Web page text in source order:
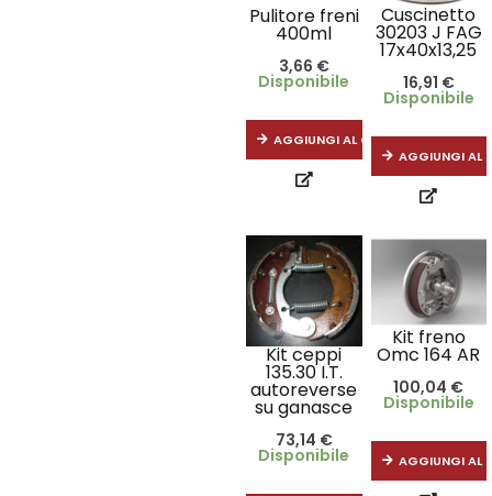
Pulitore freni
400ml
3,66 €
Disponibile
AGGIUNGI AL CARRELLO
Cuscinetto
30203 J FAG
17x40x13,25
16,91 €
Disponibile
AGGIUNGI AL
Kit ceppi
135.30 I.T.
autoreverse
su ganasce
73,14 €
Disponibile
Kit freno
Omc 164 AR
100,04 €
Disponibile
AGGIUNGI AL